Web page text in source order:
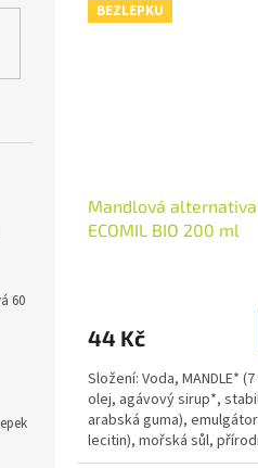
60
BEZLEPKU
Mandlová
ECOMIL BIO 200 ml
44 Kč
Složení: Voda, MANDLE*
olej, agávový sirup*,
arabská guma),
lecitin), mořská sůl,
*produkt...